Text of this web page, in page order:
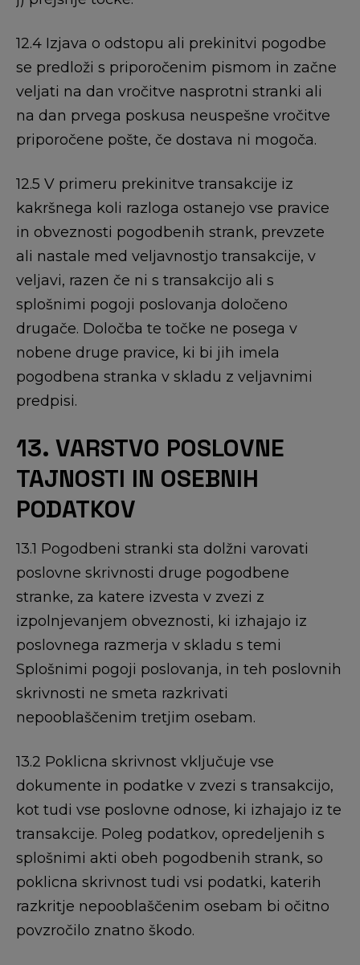
12.4 Izjava o odstopu ali prekinitvi pogodbe
se predloži s priporočenim pismom in začne
veljati na dan vročitve nasprotni stranki ali
na dan prvega poskusa neuspešne vročitve
priporočene pošte, če dostava ni mogoča.
12.5 V primeru prekinitve transakcije iz
kakršnega koli razloga ostanejo vse pravice
in obveznosti pogodbenih strank, prevzete
ali nastale med veljavnostjo transakcije, v
veljavi, razen če ni s transakcijo ali s
splošnimi pogoji poslovanja določeno
drugače. Določba te točke ne posega v
nobene druge pravice, ki bi jih imela
pogodbena stranka v skladu z veljavnimi
predpisi.
13. VARSTVO POSLOVNE
TAJNOSTI IN OSEBNIH
PODATKOV
13.1 Pogodbeni stranki sta dolžni varovati
poslovne skrivnosti druge pogodbene
stranke, za katere izvesta v zvezi z
izpolnjevanjem obveznosti, ki izhajajo iz
poslovnega razmerja v skladu s temi
Splošnimi pogoji poslovanja, in teh poslovnih
skrivnosti ne smeta razkrivati ​​
nepooblaščenim tretjim osebam.
13.2 Poklicna skrivnost vključuje vse
dokumente in podatke v zvezi s transakcijo,
kot tudi vse poslovne odnose, ki izhajajo iz te
transakcije. Poleg podatkov, opredeljenih s
splošnimi akti obeh pogodbenih strank, so
poklicna skrivnost tudi vsi podatki, katerih
razkritje nepooblaščenim osebam bi očitno
povzročilo znatno škodo.